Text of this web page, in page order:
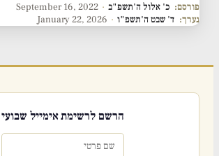
פורסם: כ' אלול ה'תשפ"ב ·
September 16, 2022
נערך: ד' שבט ה'תשפ"ו ·
January 22, 2026
הרשם לרשימת אימייל שבועי